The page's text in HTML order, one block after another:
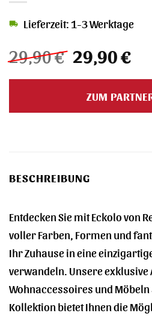
29,90€
Preis
war:
29,90 €
29,90€
ist:
Lieferzeit: 1-3 Werktage
ZUM
BESCHREIBUNG
Entdecken Sie mit Eckolo von
voller Farben, Formen und
Ihr Zuhause in eine
verwandeln. Unsere exklusive
Wohnaccessoires und
Kollektion bietet Ihnen die